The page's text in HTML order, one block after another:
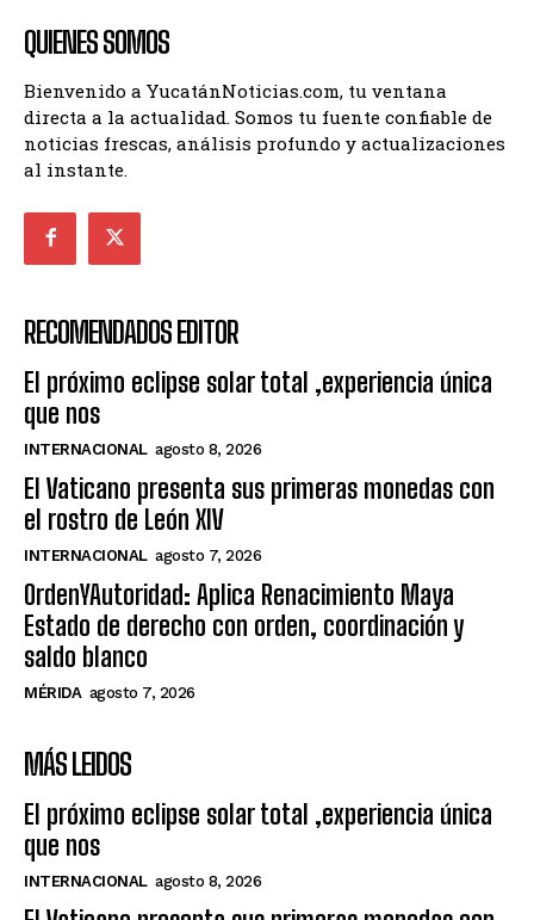
QUIENES SOMOS
Bienvenido a YucatánNoticias.com, tu ventana
directa a la actualidad. Somos tu fuente confiable de
noticias frescas, análisis profundo y actualizaciones
al instante.
RECOMENDADOS EDITOR
El próximo eclipse solar total ,experiencia única
que nos
INTERNACIONAL agosto 8, 2026
El Vaticano presenta sus primeras monedas con
el rostro de León XIV
INTERNACIONAL agosto 7, 2026
OrdenYAutoridad: Aplica Renacimiento Maya
Estado de derecho con orden, coordinación y
saldo blanco
MÉRIDA agosto 7, 2026
MÁS LEIDOS
El próximo eclipse solar total ,experiencia única
que nos
INTERNACIONAL agosto 8, 2026